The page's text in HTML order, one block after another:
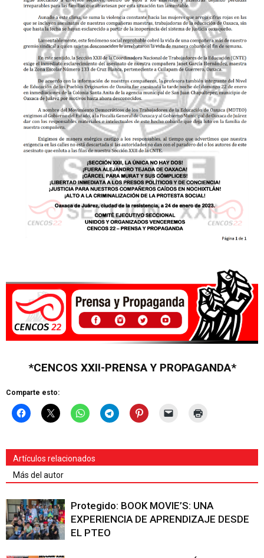
*CENCOS XXII-PRENSA Y PROPAGANDA*
Comparte esto:
Artículos relacionados
Más del autor
Protegido: BOOK MOVIE’S: UNA
EXPERIENCIA DE APRENDIZAJE DESDE
EL PTEO